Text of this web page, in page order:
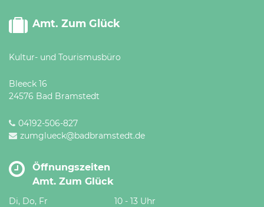
Amt. Zum Glück
Kultur- und Tourismusbüro
Bleeck 16
24576 Bad Bramstedt
04192-506-827
zumglueck@badbramstedt.de
Öffnungszeiten
Amt. Zum Glück
Di, Do, Fr 10 - 13 Uhr